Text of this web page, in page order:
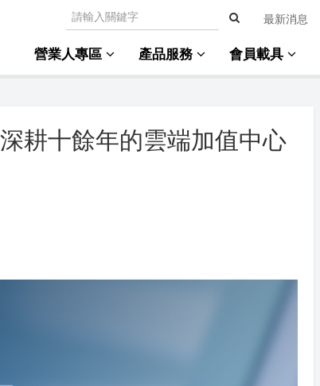
最新消息
營業人專區 產品服務 會員載具
耕十餘年的雲端加值中心